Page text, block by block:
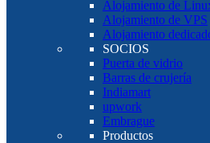
Alojamiento de
Alojamiento de VPS
Alojamiento
SOCIOS
Puerta de vidrio
Barras de crujería
Indiamart
upwork
Embrague
Productos